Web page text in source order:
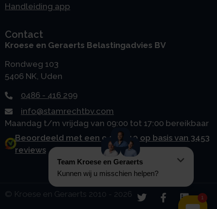
Handleiding app
Contact
Kroese en Geraerts Belastingadvies BV
Rondweg 103
5406 NK, Uden
0486 - 416 299
info@stamrechtbv.com
Maandag t/m vrijdag van 09:00 tot 17:00 bereikbaar
Beoordeeld met een 9.0 uit 10 op basis van 3453
reviews
© Kroese en Geraerts 2010 - 2026